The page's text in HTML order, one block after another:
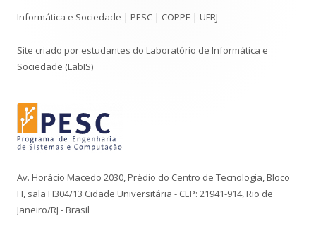
do
Rodapé
Informática e Sociedade | PESC | COPPE | UFRJ
Site criado por estudantes do Laboratório de Informática e
Sociedade (LabIS)
Av. Horácio Macedo 2030, Prédio do Centro de Tecnologia, Bloco
H, sala H304/13 Cidade Universitária - CEP: 21941-914, Rio de
Janeiro/RJ - Brasil